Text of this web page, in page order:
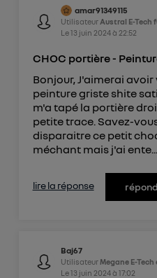
amar91349115
Utilisateur Austral E-Tech
Le13 juin 2024à 22:52
CHOC portière -
Bonjour, J'aimerai
peinture griste shite
m'a tapé la portière
petite trace. Savez-
disparaitre ce petit
méchant mais j'ai ente...
lire la réponse
Baj67
Utilisateur Megane E-Tech
Le13 juin 2024à 17:02